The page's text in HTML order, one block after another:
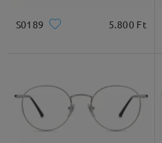
S0189 5.800 Ft